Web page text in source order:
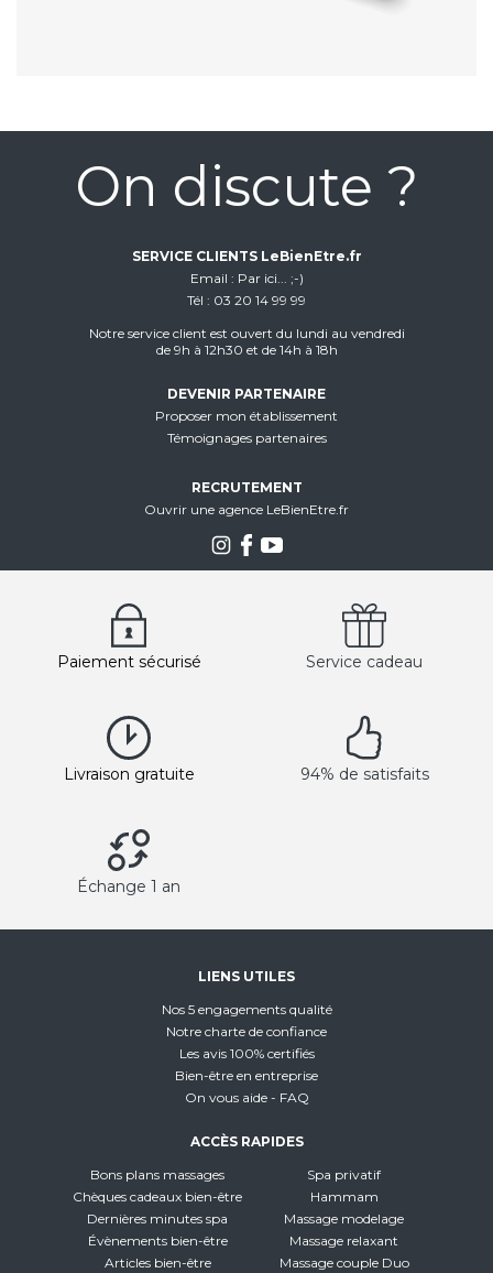
On discute ?
SERVICE CLIENTS LeBienEtre.fr
Email
Par ici... ;-)
Tél
03 20 14 99 99
Notre service client est ouvert du lundi au vendredi
de 9h à 12h30 et de 14h à 18h
DEVENIR PARTENAIRE
Proposer mon établissement
Témoignages partenaires
RECRUTEMENT
Ouvrir une agence LeBienEtre.fr
Paiement sécurisé Service cadeau
Livraison gratuite 94% de satisfaits
Échange 1 an
LIENS UTILES
Nos 5 engagements qualité
Notre charte de confiance
Les avis 100% certifiés
Bien-être en entreprise
On vous aide - FAQ
ACCÈS RAPIDES
Bons plans massages
Chèques cadeaux bien-être
Dernières minutes spa
Évènements bien-être
Articles bien-être
Spa privatif
Hammam
Massage modelage
Massage relaxant
Massage couple Duo